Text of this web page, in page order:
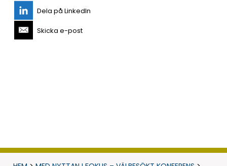
Dela på LinkedIn
Skicka e-post